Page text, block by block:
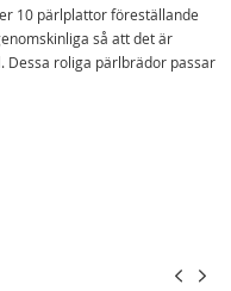
10 pärlplattor föreställande
så att det är
Dessa roliga pärlbrädor passar